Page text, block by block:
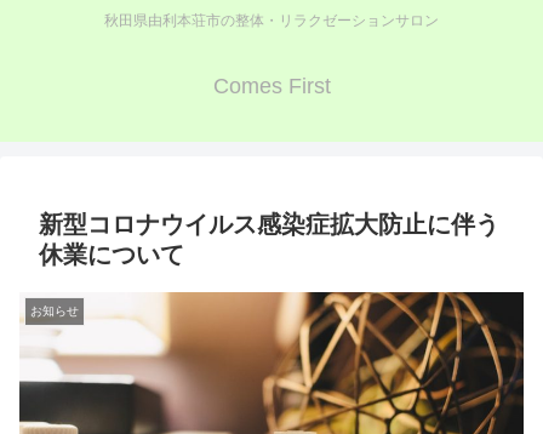
秋田県由利本荘市の整体・リラクゼーションサロン
Comes First
新型コロナウイルス感染症拡大防止に伴う
休業について
お知らせ